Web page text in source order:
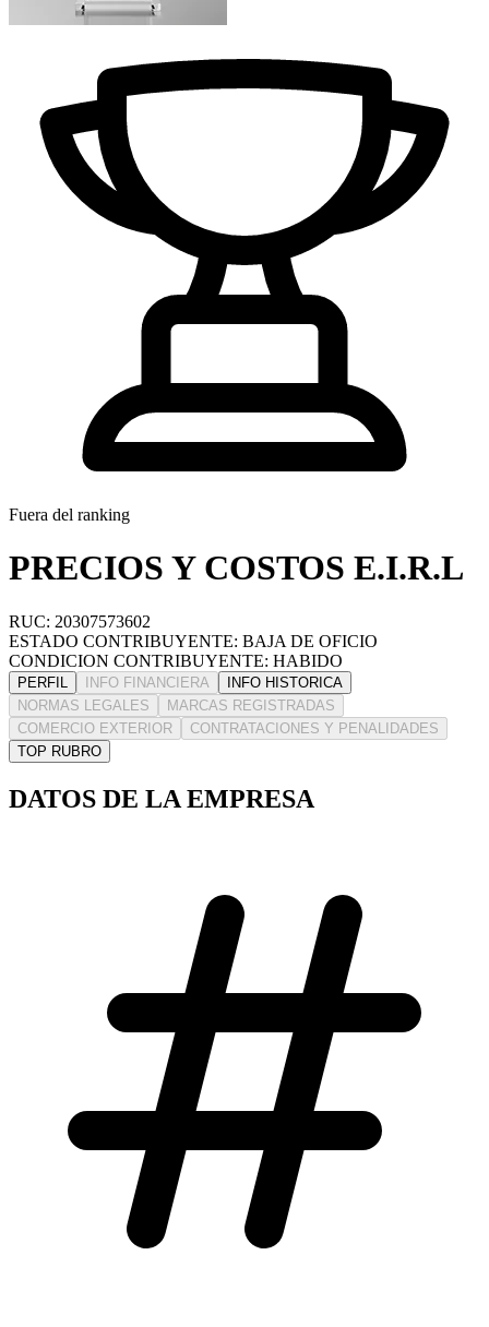
Fuera del ranking
PRECIOS Y COSTOS E.I.R.L
RUC: 20307573602
ESTADO CONTRIBUYENTE: BAJA DE OFICIO
CONDICION CONTRIBUYENTE: HABIDO
PERFIL INFO FINANCIERA
INFO HISTORICA
NORMAS LEGALES
MARCAS REGISTRADAS
COMERCIO EXTERIOR
CONTRATACIONES Y PENALIDADES
TOP RUBRO
DATOS DE LA EMPRESA